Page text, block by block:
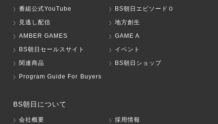
番組公式YouTube
BS朝日エピソード０
見逃し配信
地方創生
AMBER GAMES
GAME A
BS朝日セールスサイト
イベント
関連商品
BS朝日ショップ
Program Guide For Buyers
BS朝日について
会社概要
採用情報